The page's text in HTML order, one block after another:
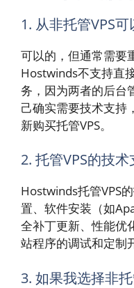
1. 从非托管VPS
可以的，但通常需要
Hostwinds不支持直
务，因为两者的后台
己确实需要技术支持
新购买托管VPS。
2. 托管VPS的技
Hostwinds托管VPS
置、软件安装（如
全补丁更新、性能优
站程序的调试和定制
3. 如果我选择非